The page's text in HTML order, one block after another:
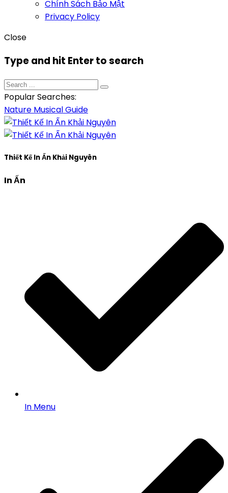
Chính Sách Bảo Mật
Privacy Policy
Close
Type and hit Enter to search
Popular Searches:
Nature MusicalGuide
Thiết Kế In Ấn Khải Nguyên
In Ấn
In Menu